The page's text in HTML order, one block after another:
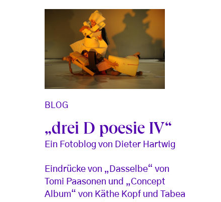
BLOG
„drei D poesie IV“
Ein Fotoblog von Dieter Hartwig
Eindrücke von „Dasselbe“ von
Tomi Paasonen und „Concept
Album“ von Käthe Kopf und Tabea